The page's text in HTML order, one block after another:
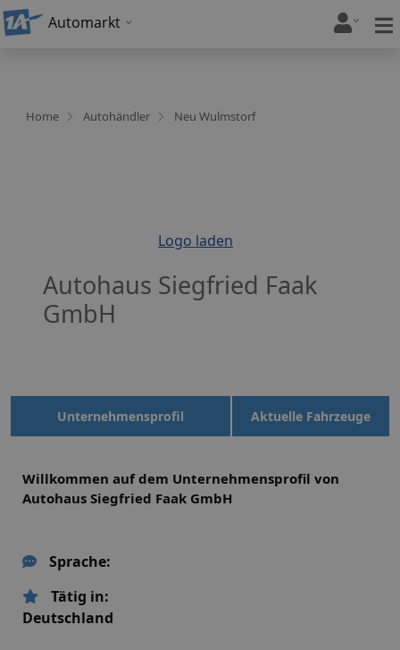
Automarkt
Home Autohändler Neu Wulmstorf
Logo laden
Autohaus Siegfried Faak
GmbH
Unternehmensprofil Aktuelle Fahrzeuge
Willkommen auf dem Unternehmensprofil von
Autohaus Siegfried Faak GmbH
Sprache:
Tätig in:
Deutschland